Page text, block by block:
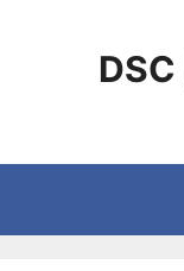
容
DSC